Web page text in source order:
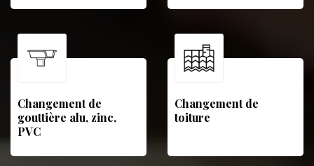
Changement de
gouttière alu, zinc,
PVC
Changement de
toiture